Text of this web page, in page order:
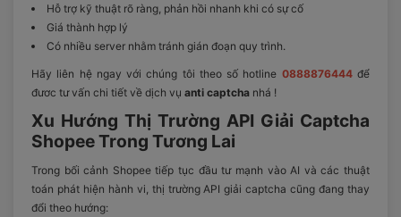
Hỗ trợ kỹ thuật rõ ràng, phản hồi nhanh khi có sự cố
Giá thành hợp lý
Có nhiều server nhằm tránh gián đoạn quy trình.
Hãy liên hệ ngay với chúng tôi theo số hotline 0888876444để
đươc tư vấn chi tiết về dịch vụ anti captcha nhá !
Xu Hướng Thị Trường API Giải Captcha
Shopee Trong Tương Lai
Trong bối cảnh Shopee tiếp tục đầu tư mạnh vào AI và các thuật
toán phát hiện hành vi, thị trường API giải captcha cũng đang thay
đổi theo hướng: